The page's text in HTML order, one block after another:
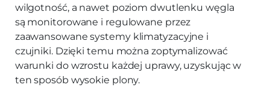
wilgotność, a nawet poziom dwutlenku węgla
są monitorowane i regulowane przez
zaawansowane systemy klimatyzacyjne i
czujniki. Dzięki temu można zoptymalizować
warunki do wzrostu każdej uprawy, uzyskując w
ten sposób wysokie plony.